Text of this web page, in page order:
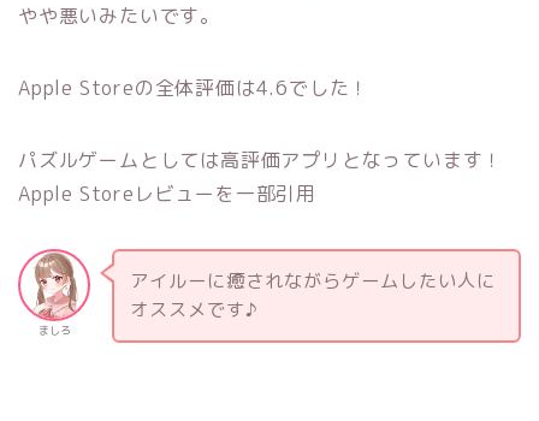
やや悪いみたいです。
Apple Storeの全体評価は4.6でした！
パズルゲームとしては高評価アプリとなっています！
Apple Storeレビューを一部引用
ましろ
アイルーに癒されながらゲームしたい人に
オススメです♪